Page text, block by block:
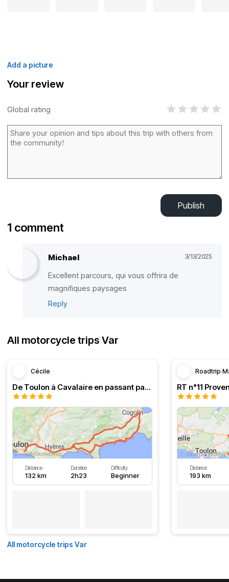
Add a picture
Your review
Global rating
Publish
1 comment
Michael 3/13/2025
Excellent parcours, qui vous offrira de
magnifiques paysages
Reply
All motorcycle trips Var
Cécile
De Toulon à Cavalaire en passant par la côte
Distance
132 km
Duration
2h23
Difficulty
Beginner
Roadtrip
Distance
193 km
All motorcycle trips Var